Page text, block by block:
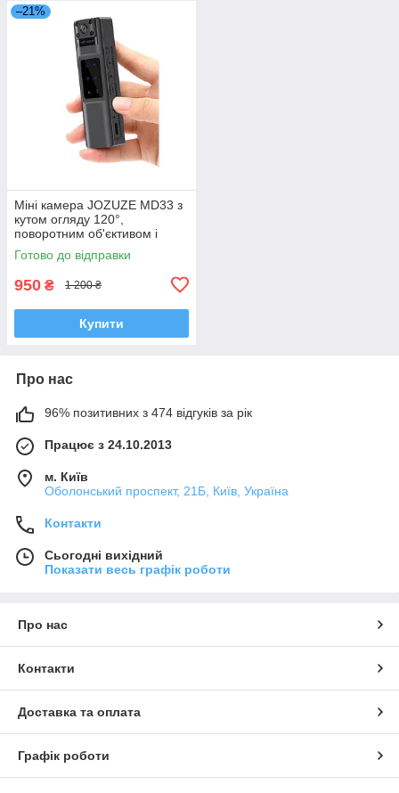
–21%
Міні камера JOZUZE MD33 з
кутом огляду 120°,
поворотним об'єктивом і
автономною роботою до 5
годин
Готово до відправки
950 ₴ 1 200 ₴
Купити
Про нас
96% позитивних з 474 відгуків за рік
Працює з 24.10.2013
м. Київ
Оболонський проспект, 21Б, Київ, Україна
Контакти
Сьогодні вихідний
Показати весь графік роботи
Про нас
Контакти
Доставка та оплата
Графік роботи